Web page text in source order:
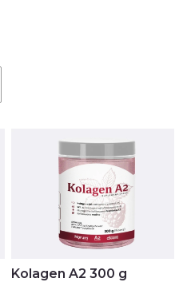
Kolagen A2 300 g